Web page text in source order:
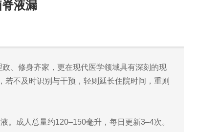
液漏
、修身齐家，更在现代医学领域具有深刻的现
不及时识别与干预，轻则延长住院时间，重则
。成人总量约120–150毫升，每日更新3–4次。